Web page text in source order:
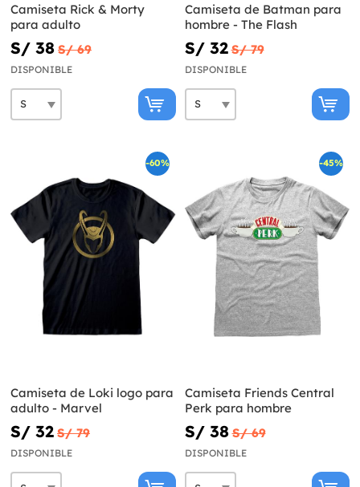
Camiseta Rick & Morty
para adulto
S/ 38 S/ 69
DISPONIBLE
Camiseta de Batman para
hombre - The Flash
S/ 32 S/ 79
DISPONIBLE
-60%
Camiseta de Loki logo para
adulto - Marvel
S/ 32 S/ 79
DISPONIBLE
-45%
Camiseta Friends Central
Perk para hombre
S/ 38 S/ 69
DISPONIBLE